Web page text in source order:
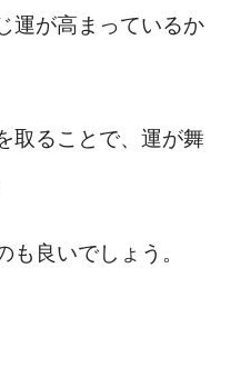
運が高まっているか
取ることで、運が舞
良いでしょう。